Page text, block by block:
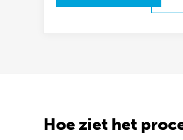
Hoe ziet het